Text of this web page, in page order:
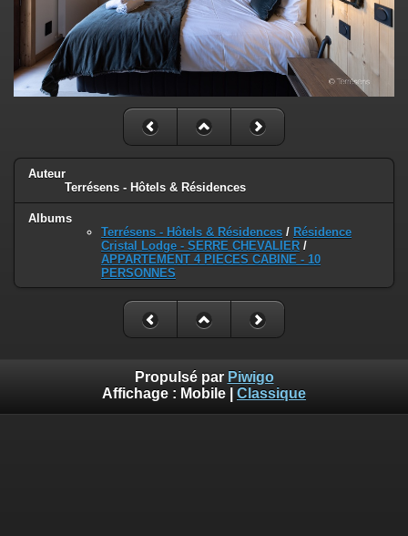
Auteur
Terrésens - Hôtels & Résidences
Albums
Terrésens - Hôtels & Résidences / Résidence
Cristal Lodge - SERRE CHEVALIER /
APPARTEMENT 4 PIECES CABINE - 10
PERSONNES
Propulsé par Piwigo
Affichage : Mobile Classique